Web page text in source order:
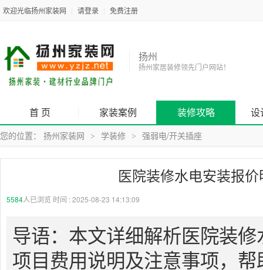
欢迎光临扬州家装网 请登录 免费注册
扬州
扬州家居装修领先门户网站！
首 页 家装案例 装修攻略 设
您的位置： 扬州家装网 > 学装修 > 强弱电/开关插座
医院装修水电安装报
5584人已浏览 时间 :2025-08-23 14:13:09
导语：本文详细解析医院装
项目费用说明及注意事项，